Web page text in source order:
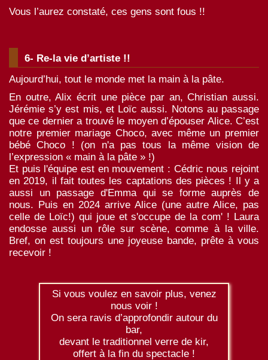
Vous l’aurez constaté, ces gens sont fous !!
6- Re-la vie d’artiste !!
Aujourd’hui, tout le monde met la main à la pâte.
En outre, Alix écrit une pièce par an, Christian aussi.
Jérémie s’y est mis, et Loïc aussi. Notons au passage
que ce dernier a trouvé le moyen d’épouser Alice. C’est
notre premier mariage Choco, avec même un premier
bébé Choco ! (on n'a pas tous la même vision de
l’expression « main à la pâte » !)
Et puis l'équipe est en mouvement : Cédric nous rejoint
en 2019, il fait toutes les captations des pièces ! Il y a
aussi un passage d'Emma qui se forme auprès de
nous. Puis en 2024 arrive Alice (une autre Alice, pas
celle de Loïc!) qui joue et s'occupe de la com' ! Laura
endosse aussi un rôle sur scène, comme à la ville.
Bref, on est toujours une joyeuse bande, prête à vous
recevoir !
Si vous voulez en savoir plus, venez
nous voir !
On sera ravis d’approfondir autour du
bar,
devant le traditionnel verre de kir,
offert à la fin du spectacle !